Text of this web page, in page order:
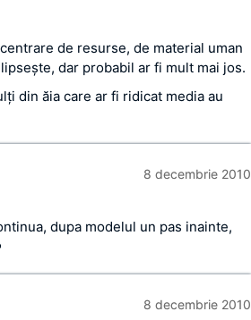
de resurse, de material uman
dar probabil ar fi mult mai jos.
din ăia care ar fi ridicat media au
8 decembrie 2010
dupa modelul un pas inainte,
8 decembrie 2010